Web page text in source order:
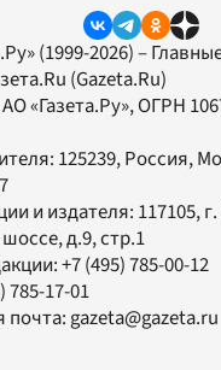
(1999-2026) –
(Gazeta.Ru)
АО «Газета.Ру», ОГРН
125239, Россия,
и издателя: 117105, г.
д.9, стр.1
+7 (495) 785-00-12
785-17-01
почта:gazeta@gazeta.ru